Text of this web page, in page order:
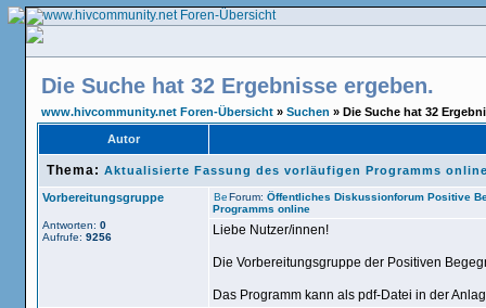
Die Suche hat 32 Ergebnisse ergeben.
www.hivcommunity.net Foren-Übersicht » Suchen » Die Suche hat 32
Autor
Thema: Aktualisierte Fassung des vorläufigen Programms
Vorbereitungsgruppe
Antworten: 0
Aufrufe: 9256
Forum: Öffentliches Diskussionforum Positive
Programms online
Liebe Nutzer/innen!
Die Vorbereitungsgruppe der Positiven
Das Programm kann als pdf-Datei in der